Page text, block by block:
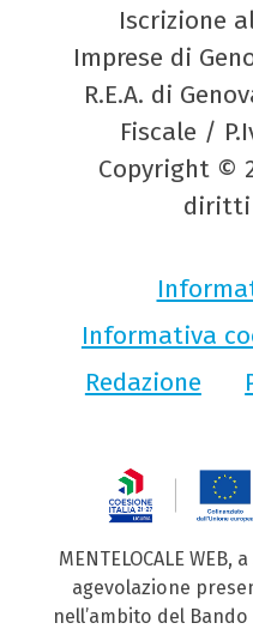
Iscrizione
Imprese di
R.E.A. di
Fiscale /
Copyright ©
diritti
Informativa
Redazione
MENTELOCALE
agevolazione
nell’ambito del